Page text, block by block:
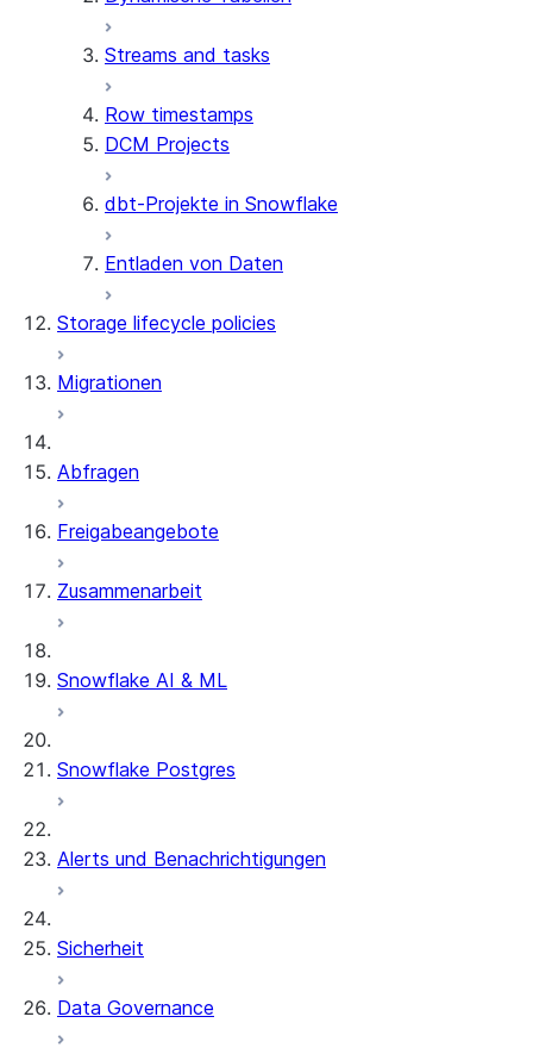
Streams and tasks
Row timestamps
DCM Projects
dbt-Projekte in Snowflake
Entladen von Daten
Storage lifecycle policies
Migrationen
Abfragen
Freigabeangebote
Zusammenarbeit
Snowflake AI & ML
Snowflake Postgres
Alerts und Benachrichtigungen
Sicherheit
Data Governance